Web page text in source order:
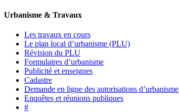
Urbanisme & Travaux
Les travaux en cours
Le plan local d’urbanisme (PLU)
Révision du PLU
Formulaires d’urbanisme
Publicité et enseignes
Cadastre
Demande en ligne des autorisations d’urbanisme
Enquêtes et réunions publiques
#